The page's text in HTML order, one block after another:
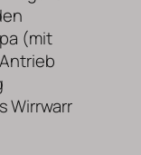
(mit
Wirrwarr